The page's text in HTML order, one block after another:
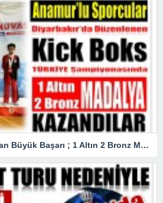
Anamur’lu Sporculardan Büyük Başarı ; 1 Altın 2 Bronz Madalya Kazandılar